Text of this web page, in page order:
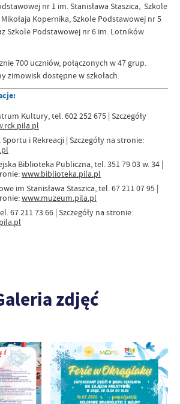
nr 1 im. Stanisława Staszica, Szkole
Kopernika, Szkole Podstawowej nr 5
Szkole Podstawowej nr 6 im. Lotników
700 uczniów, połączonych w 47 grup.
zimowisk dostępne w szkołach.
Kultury, tel. 602 252 675 | Szczegóły
i Rekreacji | Szczegóły na stronie:
Biblioteka Publiczna, tel. 351 79 03 w. 34 |
www.biblioteka.pila.pl
im Stanisława Staszica, tel. 67 211 07 95 |
www.muzeum.pila.pl
67 211 73 66 | Szczegóły na stronie:
zdjęć